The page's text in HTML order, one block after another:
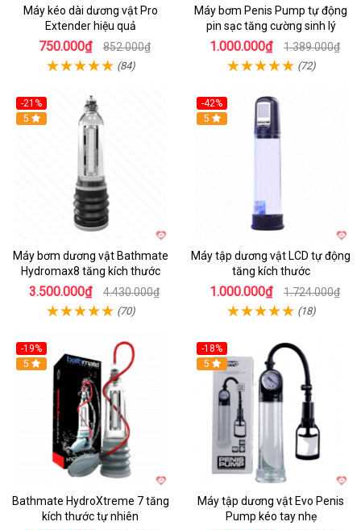
Máy kéo dài dương vật Pro
Extender hiệu quả
750.000₫ 852.000₫
(84)
Máy bơm Penis Pump tự động
pin sạc tăng cường sinh lý
1.000.000₫ 1.389.000₫
(72)
-21%
Hot
5
Máy bơm dương vật Bathmate
Hydromax8 tăng kích thước
3.500.000₫ 4.430.000₫
(70)
-42%
Hot
5
Máy tập dương vật LCD tự động
tăng kích thước
1.000.000₫ 1.724.000₫
(18)
-19%
Hot
5
Bathmate HydroXtreme 7 tăng
kích thước tự nhiên
-18%
Hot
5
Máy tập dương vật Evo Penis
Pump kéo tay nhẹ